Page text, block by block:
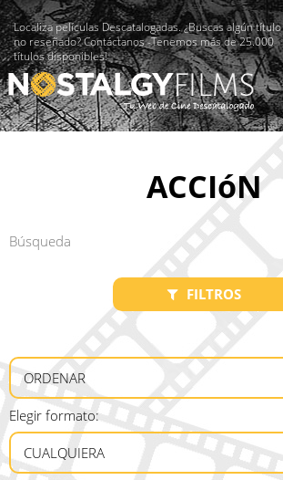
Localiza películas Descatalogadas. ¿Buscas algún título
no reseñado? Contáctanos -Tenemos más de 25.000
títulos disponibles!
ACCIóN
FILTROS
Elegir formato: